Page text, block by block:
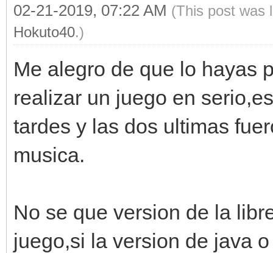
02-21-2019, 07:22 AM (This post was
Hokuto40.)
Me alegro de que lo hayas
realizar un juego en
tardes y las dos ultimas
musica.
No se que version de la
juego,si la version de java